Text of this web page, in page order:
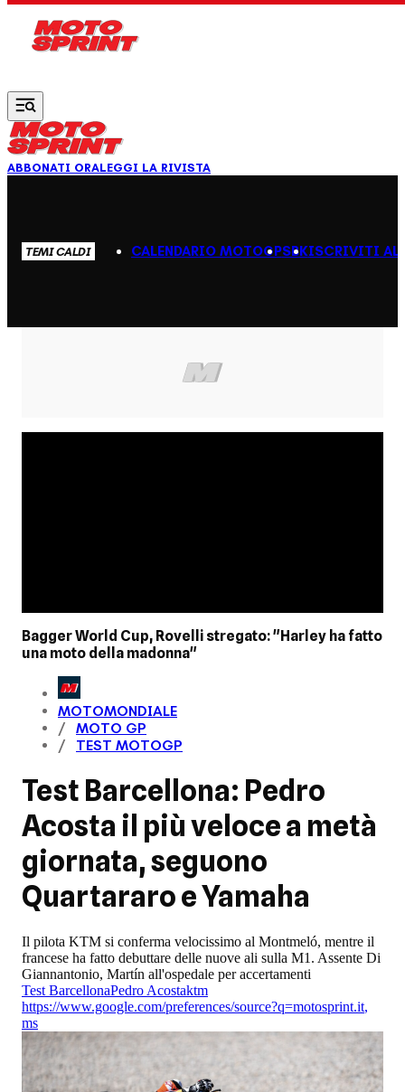
ABBONATI ORALEGGI LA RIVISTA
TEMI CALDI CALENDARIO MOTOGPSBKISCRIVITI AL
Bagger World Cup, Rovelli stregato: "Harley ha fatto
una moto della madonna"
MOTOMONDIALE
MOTO GP
TEST MOTOGP
Test Barcellona: Pedro
Acosta il più veloce a metà
giornata, seguono
Quartararo e Yamaha
Il pilota KTM si conferma velocissimo al Montmeló, mentre il
francese ha fatto debuttare delle nuove ali sulla M1. Assente Di
Giannantonio, Martín all'ospedale per accertamenti
Test BarcellonaPedro Acostaktm
https://www.google.com/preferences/source?q=motosprint.it,
ms